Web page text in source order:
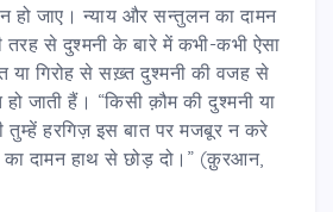
हो जाए। न्याय और सन्तुलन का दामन
से दुश्मनी के बारे में कभी-कभी ऐसा
या गिरोह से सख़्त दुश्मनी की वजह से
हो जाती हैं। “किसी क़ौम की दुश्मनी या
तुम्हें हरगिज़ इस बात पर मजबूर न करे
का दामन हाथ से छोड़ दो।” (क़ुरआन,